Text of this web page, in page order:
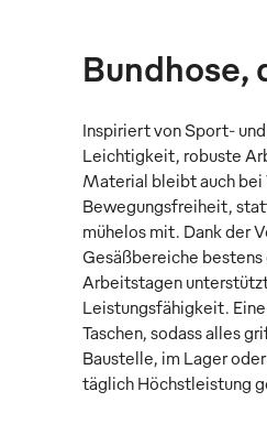
Bundhose,
Inspiriert von Sport-
Leichtigkeit, robuste
Material bleibt auch
Bewegungsfreiheit,
mühelos mit. Dank der
Gesäßbereiche
Arbeitstagen
Leistungsfähigkeit.
Taschen, sodass alles
Baustelle, im Lager
täglich Höchstleistung